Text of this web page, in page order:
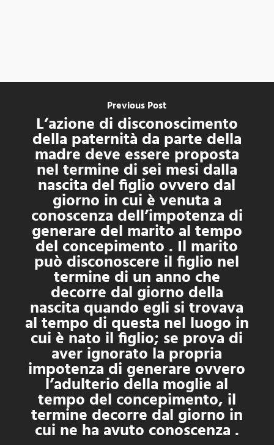
Previous Post
L’azione di disconoscimento
della paternità da parte della
madre deve essere proposta
nel termine di sei mesi dalla
nascita del figlio ovvero dal
giorno in cui è venuta a
conoscenza dell’impotenza di
generare del marito al tempo
del concepimento . Il marito
può disconoscere il figlio nel
termine di un anno che
decorre dal giorno della
nascita quando egli si trovava
al tempo di questa nel luogo in
cui è nato il figlio; se prova di
aver ignorato la propria
impotenza di generare ovvero
l’adulterio della moglie al
tempo del concepimento, il
termine decorre dal giorno in
cui ne ha avuto conoscenza .